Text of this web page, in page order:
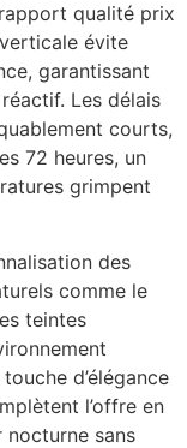
qualité prix
évite
garantissant
Les délais
courts,
72 heures, un
grimpent
des
comme le
teintes
d’élégance
l’offre en
sans